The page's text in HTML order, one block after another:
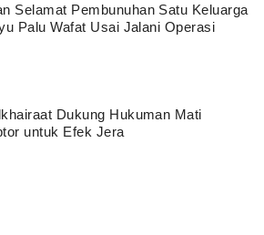
Selamat Pembunuhan Satu Keluarga
Palu Wafat Usai Jalani Operasi
Dukung Hukuman Mati
untuk Efek Jera